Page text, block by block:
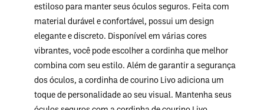
estiloso para manter seus óculos seguros. Feita com
material durável e confortável, possui um design
elegante e discreto. Disponível em várias cores
vibrantes, você pode escolher a cordinha que melhor
combina com seu estilo. Além de garantir a segurança
dos óculos, a cordinha de courino Livo adiciona um
toque de personalidade ao seu visual. Mantenha seus